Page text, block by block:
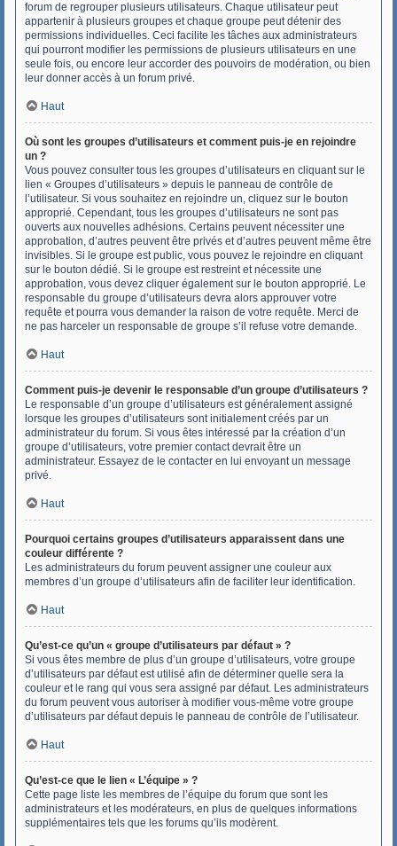
forum de regrouper plusieurs utilisateurs. Chaque utilisateur peut
appartenir à plusieurs groupes et chaque groupe peut détenir des
permissions individuelles. Ceci facilite les tâches aux administrateurs
qui pourront modifier les permissions de plusieurs utilisateurs en une
seule fois, ou encore leur accorder des pouvoirs de modération, ou bien
leur donner accès à un forum privé.
Haut
Où sont les groupes d’utilisateurs et comment puis-je en rejoindre
un ?
Vous pouvez consulter tous les groupes d’utilisateurs en cliquant sur le
lien « Groupes d’utilisateurs » depuis le panneau de contrôle de
l’utilisateur. Si vous souhaitez en rejoindre un, cliquez sur le bouton
approprié. Cependant, tous les groupes d’utilisateurs ne sont pas
ouverts aux nouvelles adhésions. Certains peuvent nécessiter une
approbation, d’autres peuvent être privés et d’autres peuvent même être
invisibles. Si le groupe est public, vous pouvez le rejoindre en cliquant
sur le bouton dédié. Si le groupe est restreint et nécessite une
approbation, vous devez cliquer également sur le bouton approprié. Le
responsable du groupe d’utilisateurs devra alors approuver votre
requête et pourra vous demander la raison de votre requête. Merci de
ne pas harceler un responsable de groupe s’il refuse votre demande.
Haut
Comment puis-je devenir le responsable d’un groupe d’utilisateurs ?
Le responsable d’un groupe d’utilisateurs est généralement assigné
lorsque les groupes d’utilisateurs sont initialement créés par un
administrateur du forum. Si vous êtes intéressé par la création d’un
groupe d’utilisateurs, votre premier contact devrait être un
administrateur. Essayez de le contacter en lui envoyant un message
privé.
Haut
Pourquoi certains groupes d’utilisateurs apparaissent dans une
couleur différente ?
Les administrateurs du forum peuvent assigner une couleur aux
membres d’un groupe d’utilisateurs afin de faciliter leur identification.
Haut
Qu’est-ce qu’un « groupe d’utilisateurs par défaut » ?
Si vous êtes membre de plus d’un groupe d’utilisateurs, votre groupe
d’utilisateurs par défaut est utilisé afin de déterminer quelle sera la
couleur et le rang qui vous sera assigné par défaut. Les administrateurs
du forum peuvent vous autoriser à modifier vous-même votre groupe
d’utilisateurs par défaut depuis le panneau de contrôle de l’utilisateur.
Haut
Qu’est-ce que le lien « L’équipe » ?
Cette page liste les membres de l’équipe du forum que sont les
administrateurs et les modérateurs, en plus de quelques informations
supplémentaires tels que les forums qu’ils modèrent.